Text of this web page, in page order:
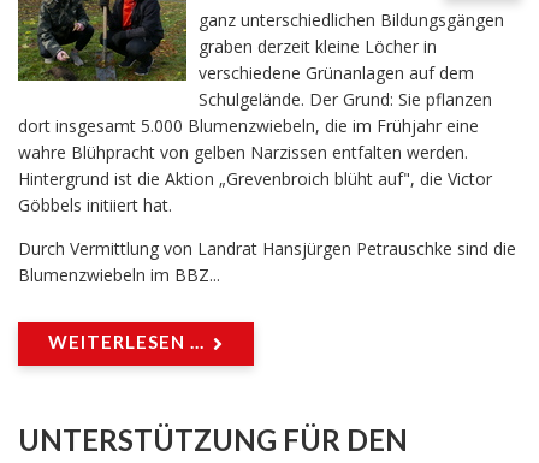
ganz unterschiedlichen Bildungsgängen
graben derzeit kleine Löcher in
verschiedene Grünanlagen auf dem
Schulgelände. Der Grund: Sie pflanzen
dort insgesamt 5.000 Blumenzwiebeln, die im Frühjahr eine
wahre Blühpracht von gelben Narzissen entfalten werden.
Hintergrund ist die Aktion „Grevenbroich blüht auf", die Victor
Göbbels initiiert hat.
Durch Vermittlung von Landrat Hansjürgen Petrauschke sind die
Blumenzwiebeln im BBZ...
WEITERLESEN ...
UNTERSTÜTZUNG FÜR DEN